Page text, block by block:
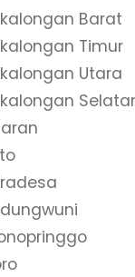
Barat
Timur
Utara